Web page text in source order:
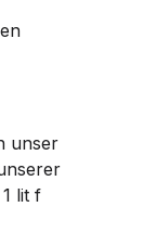
unser
lit f